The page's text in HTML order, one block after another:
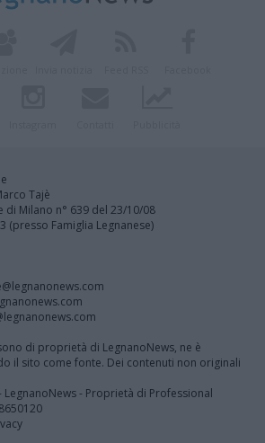
Tajè
di Milano n° 639 del 23/10/08
(presso Famiglia Legnanese)
di proprietà di LegnanoNews, ne è
il sito come fonte. Dei contenuti non originali
- Proprietà di Professional